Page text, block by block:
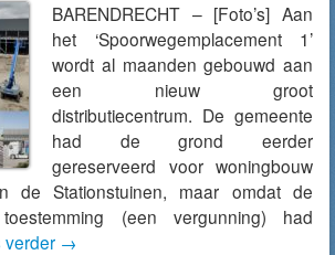
BARENDRECHT – [Foto’s] Aan
het ‘Spoorwegemplacement 1’
wordt al maanden gebouwd aan
een nieuw groot
distributiecentrum. De gemeente
had de grond eerder
gereserveerd voor woningbouw
de Stationstuinen, maar omdat de
(een vergunning) had
verder →